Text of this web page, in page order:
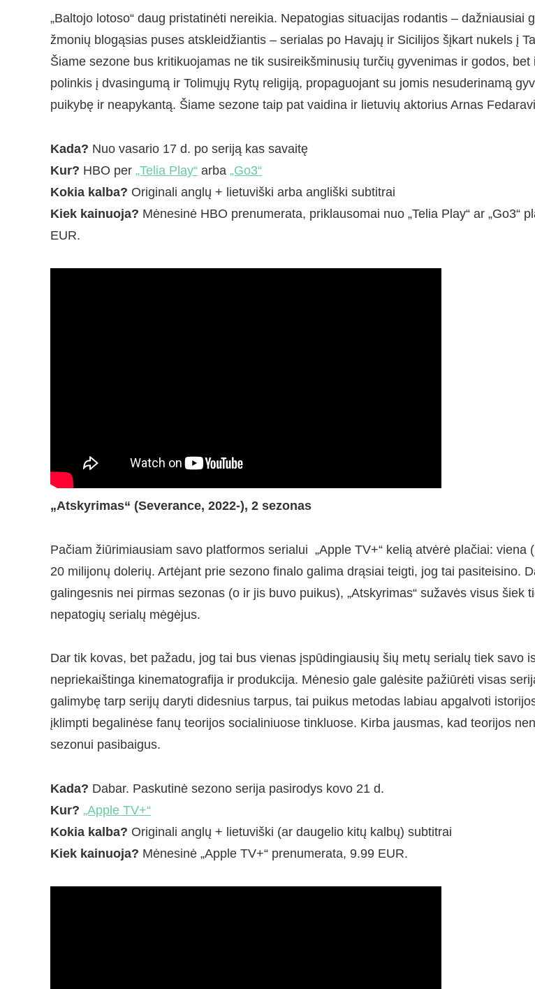
„Baltojo lotoso“ daug pristatinėti nereikia. Nepatogias situacijas rodantis – dažniausiai
žmonių blogąsias puses atskleidžiantis – serialas po Havajų ir Sicilijos šįkart nukels į
Šiame sezone bus kritikuojamas ne tik susireikšminusių turčių gyvenimas ir godos, bet
polinkis į dvasingumą ir Tolimųjų Rytų religiją, propaguojant su jomis nesuderinamą
puikybę ir neapykantą. Šiame sezone taip pat vaidina ir lietuvių aktorius Arnas
Kada? Nuo vasario 17 d. po seriją kas savaitę
Kur? HBO per „Telia Play“ arba „Go3“
Kokia kalba? Originali anglų + lietuviški arba angliški subtitrai
Kiek kainuoja? Mėnesinė HBO prenumerata, priklausomai nuo „Telia Play“ ar „Go3“
EUR.
„Atskyrimas“ (Severance, 2022-), 2 sezonas
Pačiam žiūrimiausiam savo platformos serialui „Apple TV+“ kelią atvėrė plačiai: viena
20 milijonų dolerių. Artėjant prie sezono finalo galima drąsiai teigti, jog tai pasiteisino.
galingesnis nei pirmas sezonas (o ir jis buvo puikus), „Atskyrimas“ sužavės visus šiek
nepatogių serialų mėgėjus.
Dar tik kovas, bet pažadu, jog tai bus vienas įspūdingiausių šių metų serialų tiek savo
nepriekaištinga kinematografija ir produkcija. Mėnesio gale galėsite pažiūrėti visas
galimybę tarp serijų daryti didesnius tarpus, tai puikus metodas labiau apgalvoti
įklimpti begalinėse fanų teorijos socialiniuose tinkluose. Kirba jausmas, kad teorijos
sezonui pasibaigus.
Kada? Dabar. Paskutinė sezono serija pasirodys kovo 21 d.
Kur? „Apple TV+“
Kokia kalba? Originali anglų + lietuviški (ar daugelio kitų kalbų) subtitrai
Kiek kainuoja? Mėnesinė „Apple TV+“ prenumerata, 9.99 EUR.